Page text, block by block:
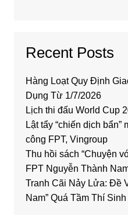
Recent Posts
Hàng Loạt Quy Định
Dụng Từ 1/7/2026
Lịch thi đấu World Cup
Lật tẩy “chiến dịch
công FPT, Vingroup
Thu hồi sách “Chuyện
FPT Nguyễn Thành
Tranh Cãi Nảy Lửa: Đề
Nam” Quá Tầm Thí Sinh